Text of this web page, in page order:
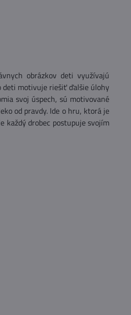
obrázkov deti využívajú
deti motivuje riešiť ďalšie úlohy
svoj úspech, sú motivované
od pravdy. Ide o hru, ktorá je
každý drobec postupuje svojím